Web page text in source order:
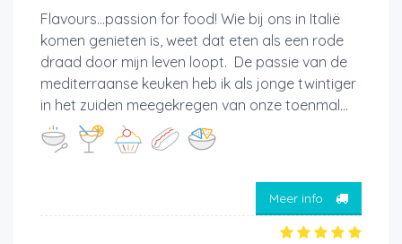
Flavours…passion for food! Wie bij ons in Italië
komen genieten is, weet dat eten als een rode
draad door mijn leven loopt. De passie van de
mediterraanse keuken heb ik als jonge twintiger
in het zuiden meegekregen van onze toenmal...
Meer info